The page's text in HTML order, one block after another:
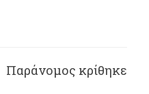
Παράνομος κρίθηκε